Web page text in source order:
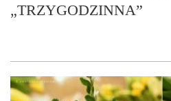
„TRZYGODZINNA”